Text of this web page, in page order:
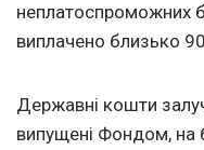
неплатоспроможних
виплачено близько
Державні кошти
випущені Фондом,